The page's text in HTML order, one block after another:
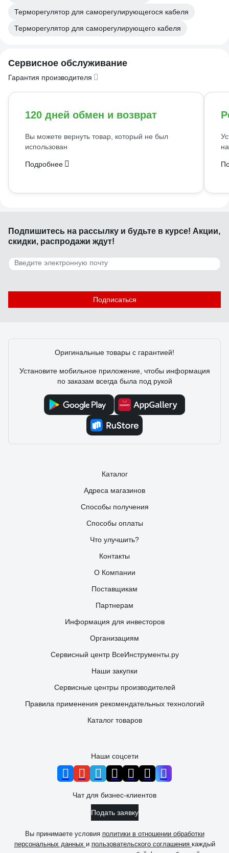
Терморегулятор для саморегулирующегося кабеля
Терморегулятор для саморегулирующего кабеля
Сервисное обслуживание
Гарантия производителя
120 дней обмен и возврат
Вы можете вернуть товар, который не был
использован
Подробнее
Подпишитесь на рассылку и будьте в курсе! Акции,
скидки, распродажи ждут!
Подписаться
Оригинальные товары с гарантией!
Установите мобильное приложение, чтобы информация
по заказам всегда была под рукой
Каталог
Адреса магазинов
Способы получения
Способы оплаты
Что улучшить?
Контакты
О Компании
Поставщикам
Партнерам
Информация для инвесторов
Организациям
Сервисный центр ВсеИнструменты.ру
Наши закупки
Сервисные центры производителей
Правила применения рекомендательных технологий
Каталог товаров
Наши соцсети
Чат для бизнес-клиентов
Подать заявку
Вы принимаете условия политики в отношении обработки
персональных данных и пользовательского соглашения каждый